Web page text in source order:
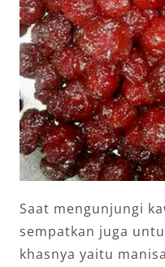
Saat mengunjungi
sempatkan juga
khasnya yaitu